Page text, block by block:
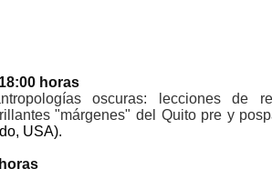
horas
oscuras: lecciones de
"márgenes" del Quito pre y
USA).